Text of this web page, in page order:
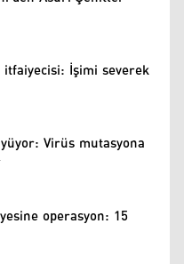
itfaiyecisi: İşimi severek
Virüs mutasyona
operasyon: 15